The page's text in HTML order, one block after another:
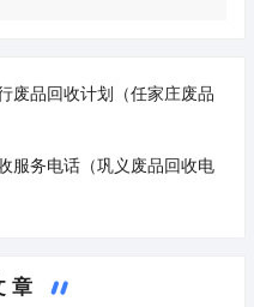
废品回收计划（任家庄废品
服务电话（巩义废品回收电
章